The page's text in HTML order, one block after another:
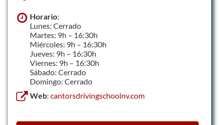
Horario:
Lunes: Cerrado
Martes: 9h – 16:30h
Miércoles: 9h – 16:30h
Jueves: 9h – 16:30h
Viernes: 9h – 16:30h
Sábado: Cerrado
Domingo: Cerrado
Web: cantorsdrivingschoolnv.com